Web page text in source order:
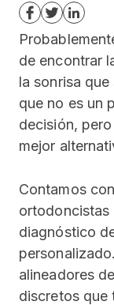
de encontrar
la sonrisa
que no es un
decisión,
mejor
Contamos
ortodoncistas
diagnóstico
alineadores
discretos que